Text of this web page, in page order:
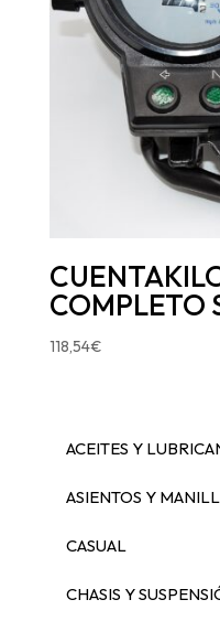
COMPLETO
118,54€
ACEITES Y
ASIENTOS Y
CASUAL
CHASIS Y